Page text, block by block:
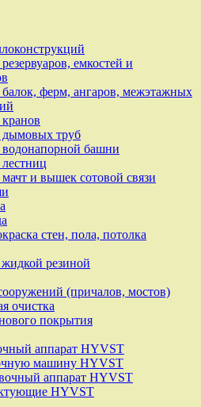
емкостей и
ферм, ангаров, межэтажных
дымовых труб
водонапорной башни
и вышек сотовой связи
стен, пола, потолка
резиной
(причалов, мостов)
очистка
покрытия
аппарат HYVST
машину HYVST
аппарат HYVST
HYVST